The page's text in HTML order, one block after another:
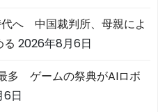
へ 中国裁判所、母親によ
る 2026年8月6日
多 ゲームの祭典がAIロボ
6日